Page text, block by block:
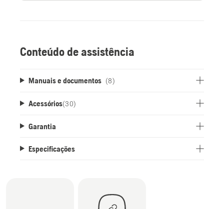
Conteúdo de assistência
Manuais e documentos (8)
Acessórios(30)
Garantia
Especificações